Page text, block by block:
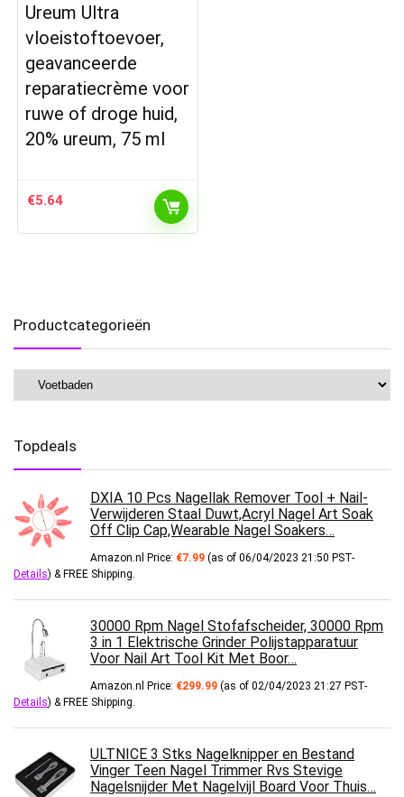
Ureum Ultra
vloeistoftoevoer,
geavanceerde
reparatiecrème voor
ruwe of droge huid,
20% ureum, 75 ml
€5.64
Productcategorieën
Topdeals
DXIA 10 Pcs Nagellak Remover Tool + Nail-
Verwijderen Staal Duwt,Acryl Nagel Art Soak
Off Clip Cap,Wearable Nagel Soakers…
Amazon.nl Price: €7.99 (as of 06/04/2023 21:50 PST-
Details) & FREE Shipping.
30000 Rpm Nagel Stofafscheider, 30000 Rpm
3 in 1 Elektrische Grinder Polijstapparatuur
Voor Nail Art Tool Kit Met Boor…
Amazon.nl Price: €299.99 (as of 02/04/2023 21:27 PST-
Details) & FREE Shipping.
ULTNICE 3 Stks Nagelknipper en Bestand
Vinger Teen Nagel Trimmer Rvs Stevige
Nagelsnijder Met Nagelvijl Board Voor Thuis…